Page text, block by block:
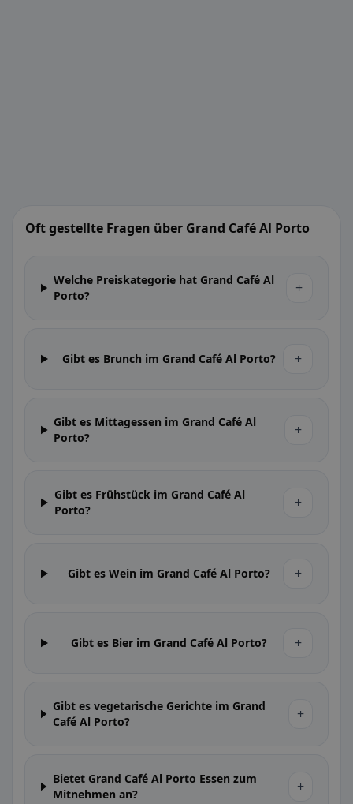
Oft gestellte Fragen über Grand Café Al Porto
Welche Preiskategorie hat Grand Café Al
Porto?
+
Gibt es Brunch im Grand Café Al Porto? +
Gibt es Mittagessen im Grand Café Al
Porto?
+
Gibt es Frühstück im Grand Café Al
Porto?
+
Gibt es Wein im Grand Café Al Porto? +
Gibt es Bier im Grand Café Al Porto? +
Gibt es vegetarische Gerichte im Grand
Café Al Porto?
+
Bietet Grand Café Al Porto Essen zum
Mitnehmen an?
+